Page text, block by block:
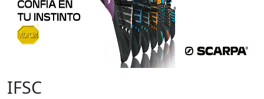
IFSC